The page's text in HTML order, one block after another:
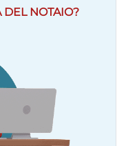
DEL NOTAIO?